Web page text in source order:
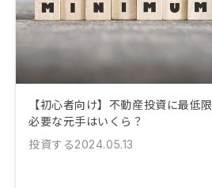
【初心者向け】不動産投資に最低限
必要な元手はいくら？
投資する2024.05.13